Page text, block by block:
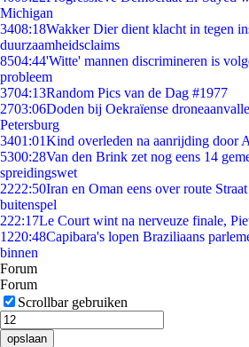
Michigan
3408:18Wakker Dier dient klacht in tegen
duurzaamheidsclaims
8504:44'Witte' mannen discrimineren is
probleem
3704:13Random Pics van de Dag #1977
2703:06Doden bij Oekraïense
Petersburg
3401:01Kind overleden na aanrijding door
5300:28Van den Brink zet nog eens 14
spreidingswet
2222:50Iran en Oman eens over route
buitenspel
222:17Le Court wint na nerveuze finale,
1220:48Capibara's lopen Braziliaans
binnen
Forum
Forum
Scrollbar gebruiken
opslaan